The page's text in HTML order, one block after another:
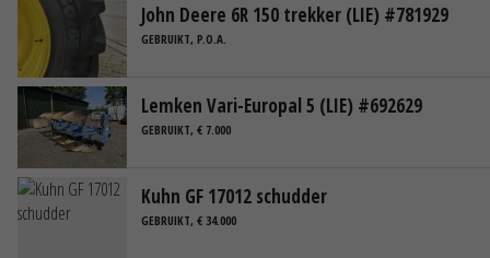
John Deere 6R 150 trekker (LIE) #781929
GEBRUIKT, P.O.A.
Lemken Vari-Europal 5 (LIE) #692629
GEBRUIKT, € 7.000
Kuhn GF 17012 schudder
GEBRUIKT, € 34.000